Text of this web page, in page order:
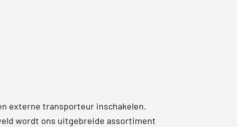
externe transporteur inschakelen.
wordt ons uitgebreide assortiment